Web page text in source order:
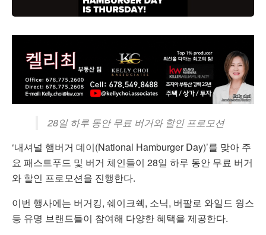
28일 하루 동안 무료 버거와 할인 프로모션
‘내셔널 햄버거 데이(National Hamburger Day)’를 맞아 주
요 패스트푸드 및 버거 체인들이 28일 하루 동안 무료 버거
와 할인 프로모션을 진행한다.
이번 행사에는 버거킹, 쉐이크쉑, 소닉, 버팔로 와일드 윙스
등 유명 브랜드들이 참여해 다양한 혜택을 제공한다.